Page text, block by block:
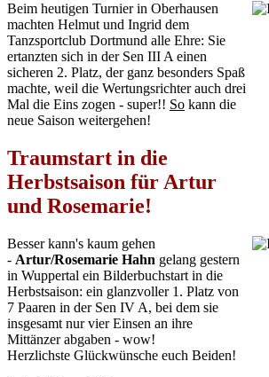
Beim heutigen Turnier in Oberhausen
machten Helmut und Ingrid dem
Tanzsportclub Dortmund alle Ehre: Sie
ertanzten sich in der Sen III A einen
sicheren 2. Platz, der ganz besonders Spaß
machte, weil die Wertungsrichter auch drei
Mal die Eins zogen - super!! So kann die
neue Saison weitergehen!
Traumstart in die
Herbstsaison für Artur
und Rosemarie!
Besser kann's kaum gehen
- Artur/Rosemarie Hahn gelang gestern
in Wuppertal ein Bilderbuchstart in die
Herbstsaison: ein glanzvoller 1. Platz von
7 Paaren in der Sen IV A, bei dem sie
insgesamt nur vier Einsen an ihre
Mittänzer abgaben - wow!
Herzlichste Glückwünsche euch Beiden!